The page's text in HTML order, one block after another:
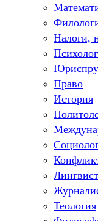
Налоги,
Право
История
Теология